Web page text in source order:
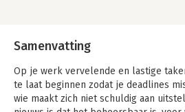
Samenvatting
Op je werk vervelende en lastige
te laat beginnen zodat je deadlines
wie maakt zich niet schuldig aan